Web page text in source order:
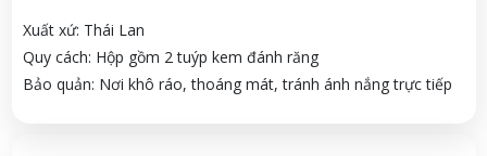
Xuất xứ: Thái Lan
Quy cách: Hộp gồm 2 tuýp kem đánh răng
Bảo quản: Nơi khô ráo, thoáng mát, tránh ánh nắng trực tiếp